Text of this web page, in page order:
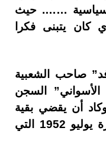
……. حيث
كان يتبنى فكرا
صاحب الشعبية
السجن
أن يقضي بقية
عمره في السجن لولا قيام ثورة يوليو 1952 التي